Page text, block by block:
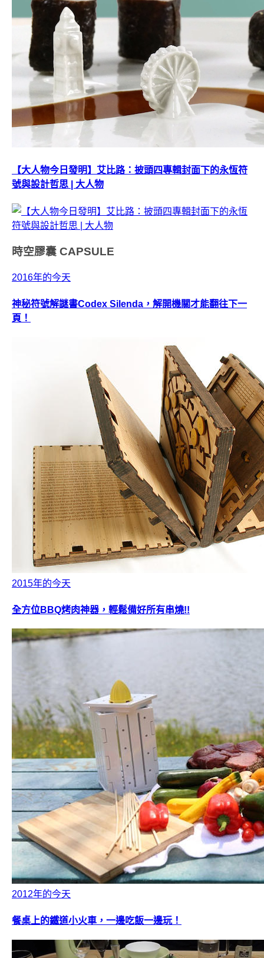
【大人物今日發明】艾比路：披頭四專輯封面下的永恆符
號與設計哲思 | 大人物
時空膠囊 CAPSULE
2016年的今天
神秘符號解謎書Codex Silenda，解開機關才能翻往下一
頁！
2015年的今天
全方位BBQ烤肉神器，輕鬆備好所有串燒!!
2012年的今天
餐桌上的鐵道小火車，一邊吃飯一邊玩！